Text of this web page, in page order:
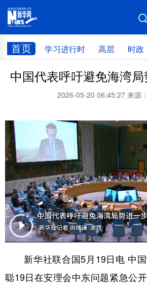
首页 学习进行时 高层 时政
网站地图
学习进行时 高层 时政
财经 网评
科创
文化 书画 健康
访谈 视频 图片
法律 中央文件 金融
食品 人居 信息
中国代表呼吁避免海湾
2026-05-20 06:45:27 来源
新华社联合国5月19日电 中国
聪19日在安理会中东问题紧急公